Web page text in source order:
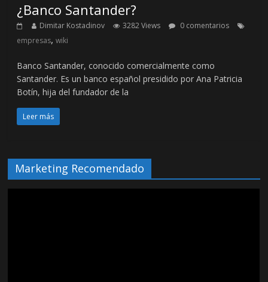
¿Banco Santander?
Dimitar Kostadinov 3282 Views
0 comentarios
empresas,wiki
Banco Santander, conocido comercialmente como
Santander. Es un banco español presidido por Ana Patricia
Botín, hija del fundador de la
Leer más
Marketing Recomendado